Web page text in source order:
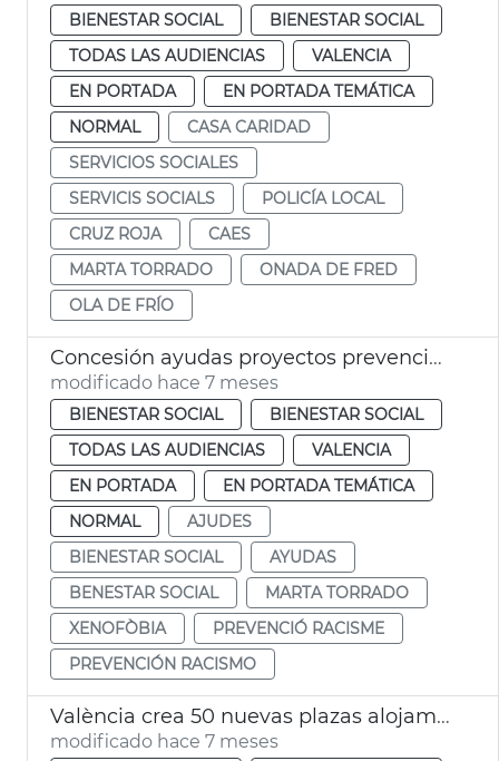
BIENESTAR SOCIAL
BIENESTAR SOCIAL
TODAS LAS AUDIENCIAS
VALENCIA
EN PORTADA
EN PORTADA TEMÁTICA
NORMAL
CASA CARIDAD
SERVICIOS SOCIALES
SERVICIS SOCIALS
POLICÍA LOCAL
CRUZ ROJA
CAES
MARTA TORRADO
ONADA DE FRED
OLA DE FRÍO
Concesión ayudas proyectos prevención racismo y xenofobia 2025
modificado hace 7 meses
BIENESTAR SOCIAL
BIENESTAR SOCIAL
TODAS LAS AUDIENCIAS
VALENCIA
EN PORTADA
EN PORTADA TEMÁTICA
NORMAL
AJUDES
BIENESTAR SOCIAL
AYUDAS
BENESTAR SOCIAL
MARTA TORRADO
XENOFÒBIA
PREVENCIÓ RACISME
PREVENCIÓN RACISMO
València crea 50 nuevas plazas alojamiento urgente
modificado hace 7 meses